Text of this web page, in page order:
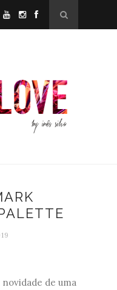
de uma